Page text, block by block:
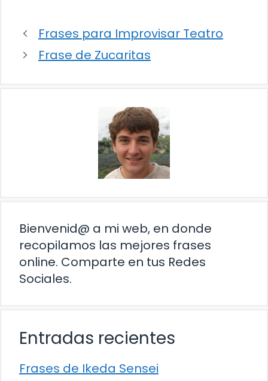
Frases para Improvisar Teatro
Frase de Zucaritas
Bienvenid@ a mi web, en donde
recopilamos las mejores frases
online. Comparte en tus Redes
Sociales.
Entradas recientes
Frases de Ikeda Sensei